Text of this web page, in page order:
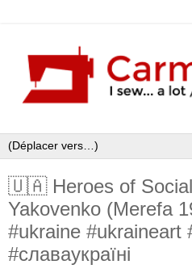
🇺🇦 Heroes of
Yakovenko (Merefa
#ukraine #ukraineart
#славаукраїні